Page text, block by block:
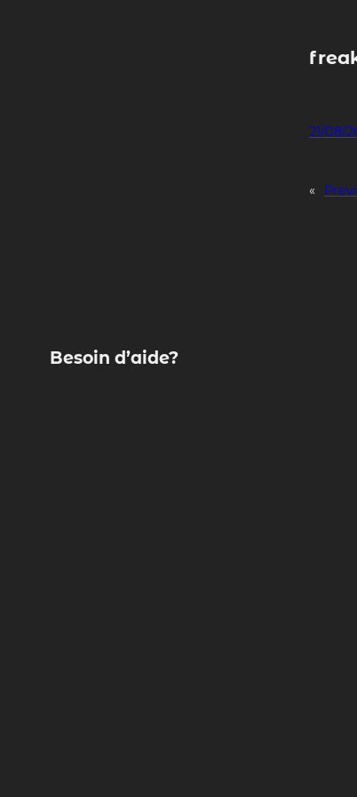
21/08/
«
Besoin d’aide?